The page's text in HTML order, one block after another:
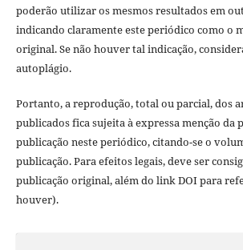
poderão utilizar os mesmos resultados em
indicando claramente este periódico como o
original. Se não houver tal indicação,
autoplágio.
Portanto, a reprodução, total ou parcial, dos
publicados fica sujeita à expressa menção da
publicação neste periódico, citando-se o
publicação. Para efeitos legais, deve ser
publicação original, além do link DOI para
houver).